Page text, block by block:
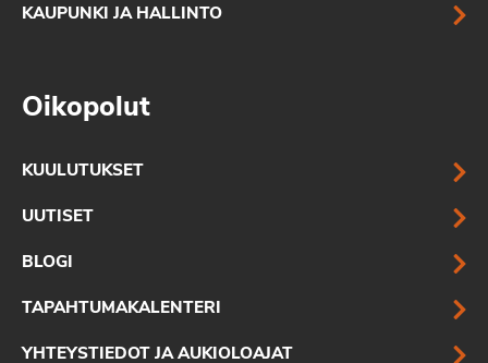
KAUPUNKI JA HALLINTO
Oikopolut
KUULUTUKSET
UUTISET
BLOGI
TAPAHTUMAKALENTERI
YHTEYSTIEDOT JA AUKIOLOAJAT